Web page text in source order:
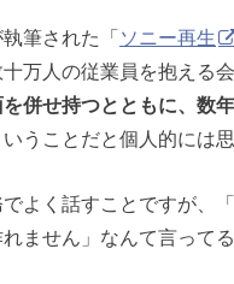
筆された「ソニー再生
万人の従業員を抱える
併せ持つとともに、数
いうことだと個人的には
よく話すことですが、
ません」なんて言って